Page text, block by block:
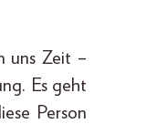
uns Zeit –
Es geht
Person